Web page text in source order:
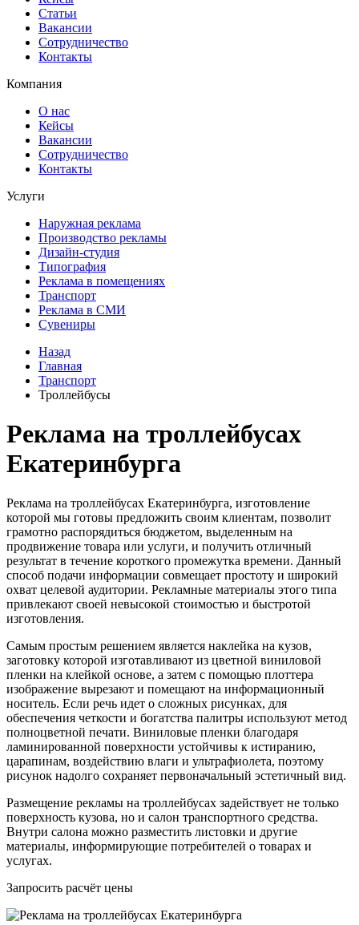
Статьи
Вакансии
Сотрудничество
Контакты
Компания
О нас
Кейсы
Вакансии
Сотрудничество
Контакты
Услуги
Наружная реклама
Производство рекламы
Дизайн-студия
Типография
Реклама в помещениях
Транспорт
Реклама в СМИ
Сувениры
Назад
Главная
Транспорт
Троллейбусы
Реклама на троллейбусах
Екатеринбурга
Реклама на троллейбусах Екатеринбурга, изготовление
которой мы готовы предложить своим клиентам, позволит
грамотно распорядиться бюджетом, выделенным на
продвижение товара или услуги, и получить отличный
результат в течение короткого промежутка времени. Данный
способ подачи информации совмещает простоту и широкий
охват целевой аудитории. Рекламные материалы этого типа
привлекают своей невысокой стоимостью и быстротой
изготовления.
Самым простым решением является наклейка на кузов,
заготовку которой изготавливают из цветной виниловой
пленки на клейкой основе, а затем с помощью плоттера
изображение вырезают и помещают на информационный
носитель. Если речь идет о сложных рисунках, для
обеспечения четкости и богатства палитры используют метод
полноцветной печати. Виниловые пленки благодаря
ламинированной поверхности устойчивы к истиранию,
царапинам, воздействию влаги и ультрафиолета, поэтому
рисунок надолго сохраняет первоначальный эстетичный вид.
Размещение рекламы на троллейбусах задействует не только
поверхность кузова, но и салон транспортного средства.
Внутри салона можно разместить листовки и другие
материалы, информирующие потребителей о товарах и
услугах.
Запросить расчёт цены